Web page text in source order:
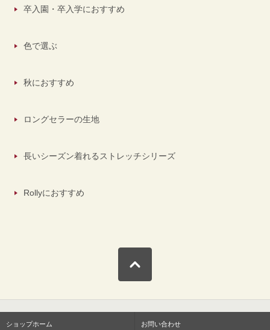
卒入園・卒入学におすすめ
色で選ぶ
秋におすすめ
ロングセラーの生地
長いシーズン着れるストレッチシリーズ
Rollyにおすすめ
ショップホーム お問い合わせ